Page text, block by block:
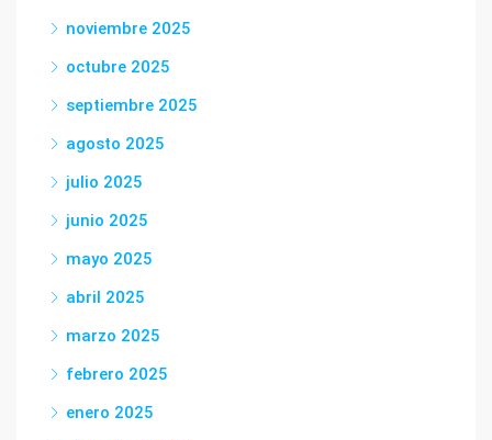
noviembre 2025
octubre 2025
septiembre 2025
agosto 2025
julio 2025
junio 2025
mayo 2025
abril 2025
marzo 2025
febrero 2025
enero 2025